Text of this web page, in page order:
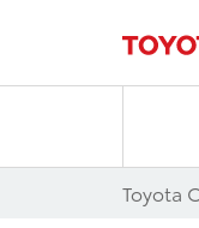
Toyota